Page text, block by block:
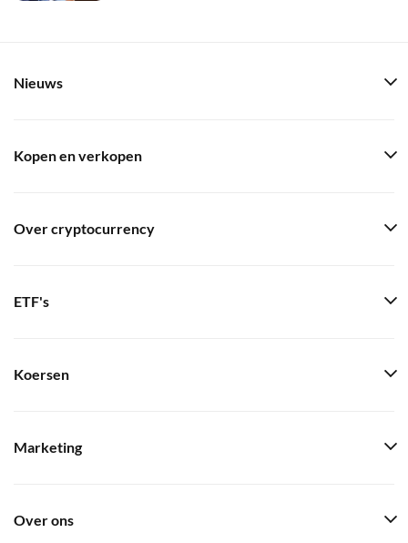
Nieuws
Kopen en verkopen
Over cryptocurrency
ETF's
Koersen
Marketing
Over ons